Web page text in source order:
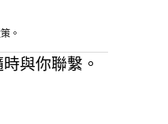
。
與你聯繫。